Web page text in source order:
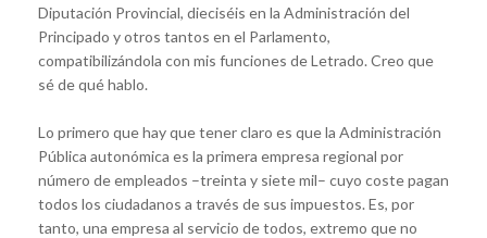
Diputación Provincial, dieciséis en la Administración del
Principado y otros tantos en el Parlamento,
compatibilizándola con mis funciones de Letrado. Creo que
sé de qué hablo.
Lo primero que hay que tener claro es que la Administración
Pública autonómica es la primera empresa regional por
número de empleados –treinta y siete mil– cuyo coste pagan
todos los ciudadanos a través de sus impuestos. Es, por
tanto, una empresa al servicio de todos, extremo que no